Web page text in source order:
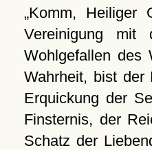
Komm, Heiliger
Vereinigung
Wohlgefallen des
Wahrheit, bist der
Erquickung der
Finsternis, der
Schatz der